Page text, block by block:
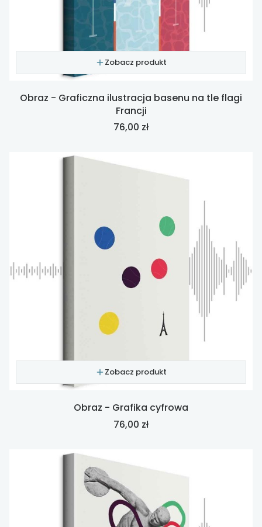
Zobacz produkt
Obraz - Graficzna ilustracja basenu na tle flagi
Francji
Cena
76,00 zł
Zobacz produkt
Obraz - Grafika cyfrowa
Cena
76,00 zł